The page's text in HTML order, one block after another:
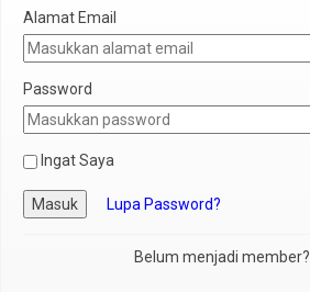
Alamat Email
Password
Ingat Saya
Masuk Lupa Password?
Belum menjadi member?